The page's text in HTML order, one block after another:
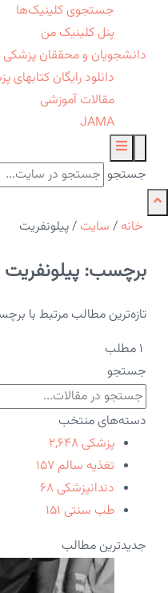
جستجوی کلینیک‌ها
پنل کلینیک من
دانشجویان و محققان پزشکی
دانلود رایگان کتابهای
مقالات آموزشی
JAMA
جستجو
خانه / سایت /پیلونفریت
برچسب:
تازه‌ترین مطالب مرتبط با
۱ مطلب
جستجو
دسته‌های منتخب
پزشکی ۲,۶۴۸
تغذیه سالم ۱۵۷
دندانپزشکی ۶۸
طب سنتی ۱۵۱
جدیدترین مطالب